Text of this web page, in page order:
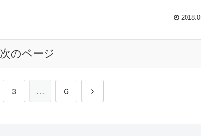
次のページ
3 … 6